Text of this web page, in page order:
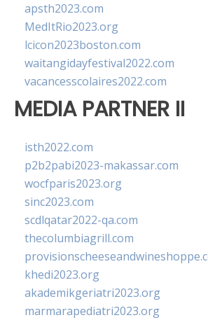
apsth2023.com
MedItRio2023.org
lcicon2023boston.com
waitangidayfestival2022.com
vacancesscolaires2022.com
MEDIA PARTNER II
isth2022.com
p2b2pabi2023-makassar.com
wocfparis2023.org
sinc2023.com
scdlqatar2022-qa.com
thecolumbiagrill.com
khedi2023.org
akademikgeriatri2023.org
marmarapediatri2023.org